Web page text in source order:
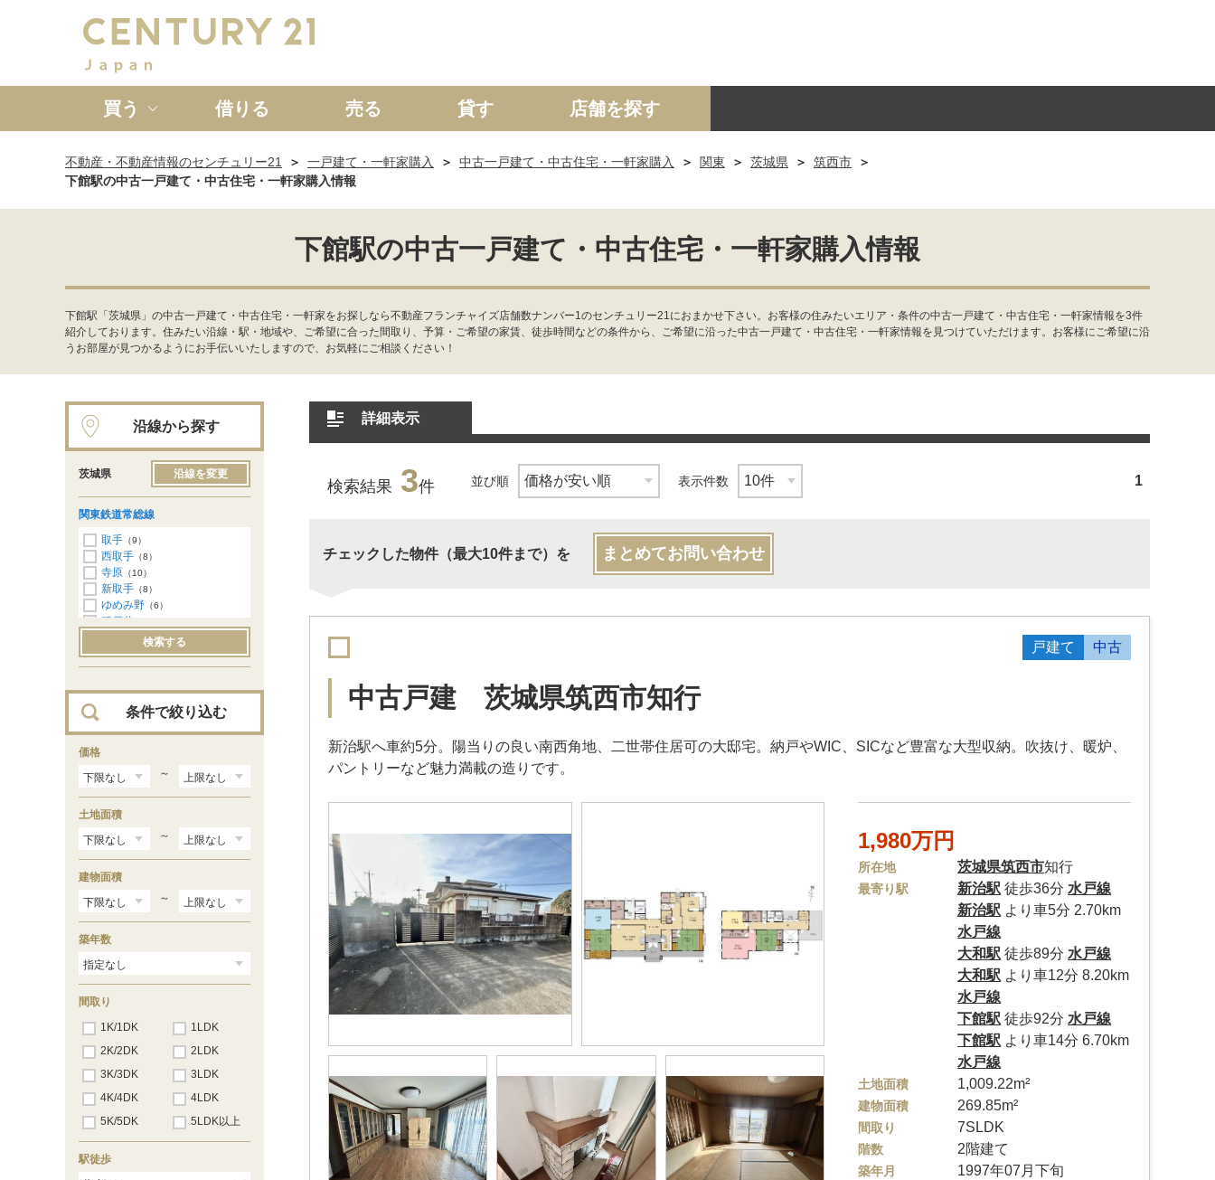
買う
新築一戸建て 中古一戸建て マンション 土地 事業投資用
借りる 売る 貸す 店舗を探す
不動産・不動産情報のセンチュリー21 一戸建て・一軒家購入 中古一戸建て・中古住宅・一軒家購入 関東 茨城県
筑西市
下館駅の中古一戸建て・中古住宅・一軒家購入情報
下館駅の中古一戸建て・中古住宅・一軒家購入情報
下館駅「茨城県」の中古一戸建て・中古住宅・一軒家をお探しなら不動産フランチャイズ店舗数ナンバー1のセンチュリー21におまかせ下さい。お客様の住みたいエリア・条件の中古一戸建て・中古住宅・一軒家情報を3件
紹介しております。住みたい沿線・駅・地域や、ご希望に合った間取り、予算・ご希望の家賃、徒歩時間などの条件から、ご希望に沿った中古一戸建て・中古住宅・一軒家情報を見つけていただけます。お客様にご希望に沿
うお部屋が見つかるようにお手伝いいたしますので、お気軽にご相談ください！
詳細表示
検索結果 3件 並び順 表示件数 1
チェックした物件（最大10件まで）を まとめてお問い合わせ
戸建て 中古
中古戸建 茨城県筑西市知行
新治駅へ車約5分。陽当りの良い南西角地、二世帯住居可の大邸宅。納戸やWIC、SICなど豊富な大型収納。吹抜け、暖炉、
パントリーなど魅力満載の造りです。
1,980万円
所在地 茨城県筑西市知行
最寄り駅 新治駅 徒歩36分 水戸線
新治駅 より車5分 2.70km
水戸線
大和駅 徒歩89分 水戸線
大和駅 より車12分 8.20km
水戸線
下館駅 徒歩92分 水戸線
下館駅 より車14分 6.70km
水戸線
土地面積 1,009.22m²
建物面積 269.85m²
間取り 7SLDK
階数 2階建て
築年月 1997年07月下旬
沿線から探す
茨城県 沿線を変更
関東鉄道常総線
取手 （9）
西取手 （8）
寺原 （10）
新取手 （8）
ゆめみ野 （6）
稲戸井
（4）
南守谷（3）
守谷（7）
（4）
水海道（1）
南石下（1）
玉村（1）
宗道（2）
下妻（3）
大宝
騰波ノ江 （1）
下館（3）
検索する
条件で絞り込む
価格
～
土地面積
～
建物面積
～
築年数
間取り
1K/1DK
1LDK
2K/2DK
2LDK
3K/3DK
3LDK
4K/4DK
4LDK
5K/5DK
5LDK以上
駅徒歩